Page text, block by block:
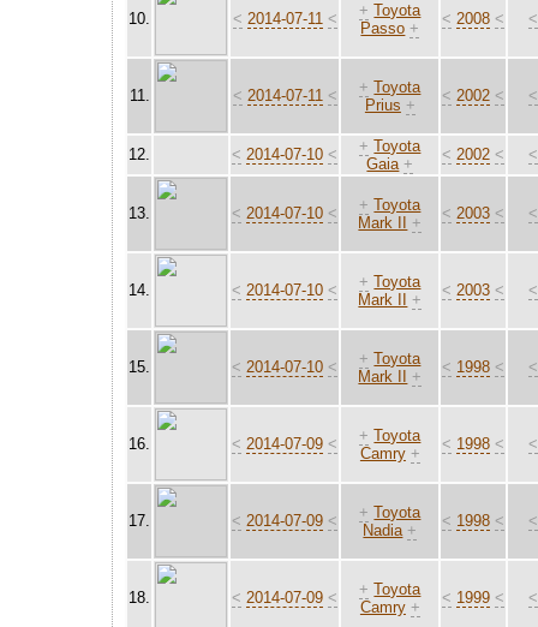
10. < 2014-07-11 < + Toyota
Passo +
< 2008 < <
11. < 2014-07-11 < + Toyota
Prius +
< 2002 < <
12. < 2014-07-10 < + Toyota
Gaia +
< 2002 < <
13. < 2014-07-10 < + Toyota
Mark II
+
< 2003 < <
14. < 2014-07-10 < + Toyota
Mark II
+
< 2003 < <
15. < 2014-07-10 < + Toyota
Mark II
+
< 1998 < <
16. < 2014-07-09 < + Toyota
Camry +
< 1998 < <
17. < 2014-07-09 < + Toyota
Nadia +
< 1998 < <
18. < 2014-07-09 < + Toyota
Camry +
< 1999 < <